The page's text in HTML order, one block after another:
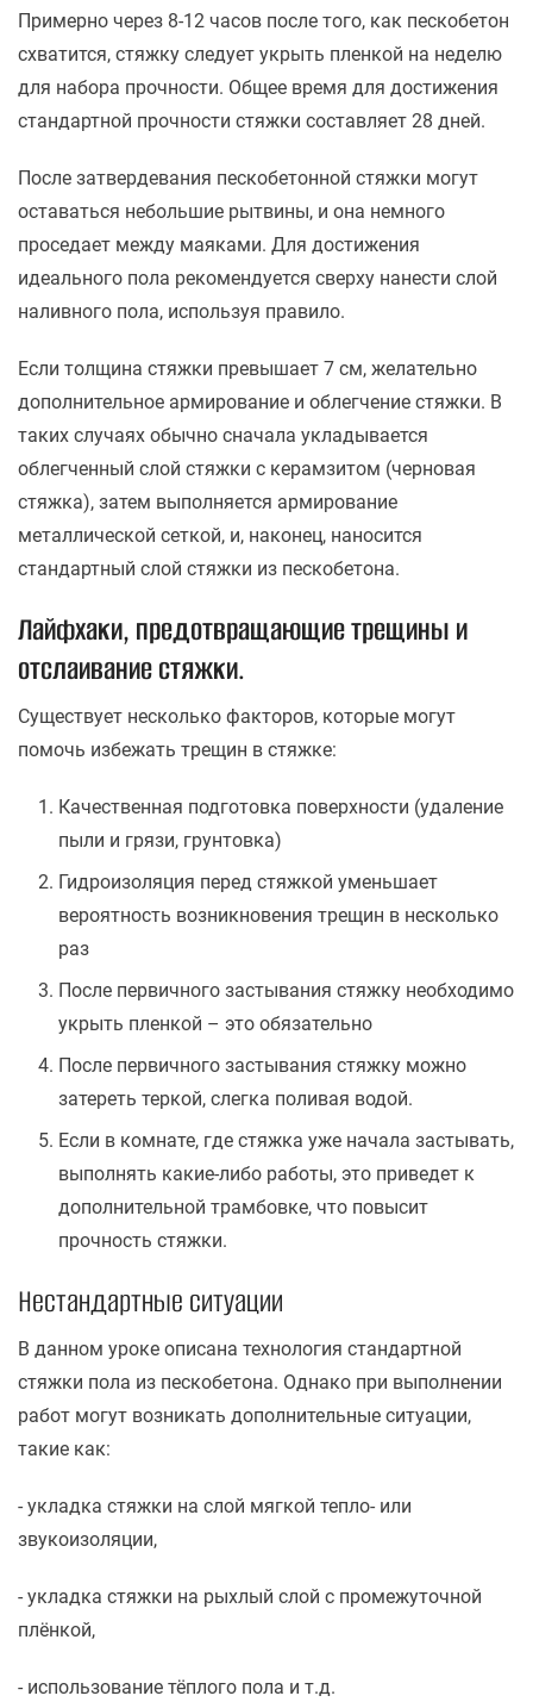
Примерно через 8-12 часов после того, как пескобетон
схватится, стяжку следует укрыть пленкой на неделю
для набора прочности. Общее время для достижения
стандартной прочности стяжки составляет 28 дней.
После затвердевания пескобетонной стяжки могут
оставаться небольшие рытвины, и она немного
проседает между маяками. Для достижения
идеального пола рекомендуется сверху нанести слой
наливного пола, используя правило.
Если толщина стяжки превышает 7 см, желательно
дополнительное армирование и облегчение стяжки. В
таких случаях обычно сначала укладывается
облегченный слой стяжки с керамзитом (черновая
стяжка), затем выполняется армирование
металлической сеткой, и, наконец, наносится
стандартный слой стяжки из пескобетона.
Лайфхаки, предотвращающие трещины и
отслаивание стяжки.
Существует несколько факторов, которые могут
помочь избежать трещин в стяжке:
Качественная подготовка поверхности (удаление
пыли и грязи, грунтовка)
Гидроизоляция перед стяжкой уменьшает
вероятность возникновения трещин в несколько
раз
После первичного застывания стяжку необходимо
укрыть пленкой – это обязательно
После первичного застывания стяжку можно
затереть теркой, слегка поливая водой.
Если в комнате, где стяжка уже начала застывать,
выполнять какие-либо работы, это приведет к
дополнительной трамбовке, что повысит
прочность стяжки.
Нестандартные ситуации
В данном уроке описана технология стандартной
стяжки пола из пескобетона. Однако при выполнении
работ могут возникать дополнительные ситуации,
такие как:
- укладка стяжки на слой мягкой тепло- или
звукоизоляции,
- укладка стяжки на рыхлый слой с промежуточной
плёнкой,
- использование тёплого пола и т.д.